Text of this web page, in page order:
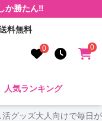
か勝たん‼
料無料
0 0
人気ランキング
活グッズ大人向けで毎日